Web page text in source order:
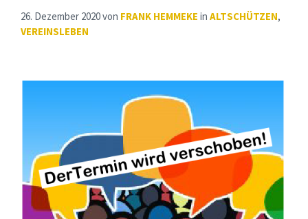
26. Dezember 2020von FRANK HEMMEKE in ALTSCHÜTZEN,
VEREINSLEBEN